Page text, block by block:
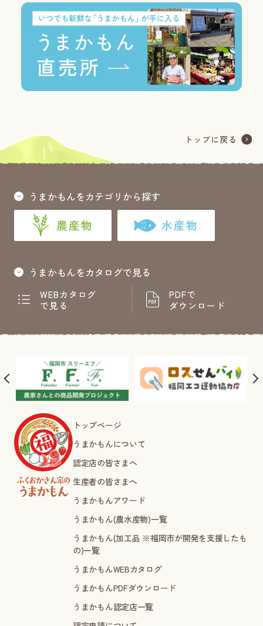
うまかもんをカテゴリから探す
農産物 水産物
うまかもんをカタログで見る
WEBカタログ
で見る
PDFで
ダウンロード
トップページ
うまかもんについて
認定店の皆さまへ
生産者の皆さまへ
うまかもんアワード
うまかもん(農水産物)一覧
うまかもん(加工品 ※福岡市が開発を支援したも
の)一覧
うまかもんWEBカタログ
うまかもんPDFダウンロード
うまかもん認定店一覧